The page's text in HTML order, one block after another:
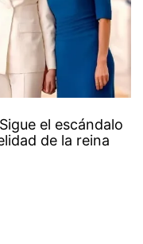
el escándalo
de la reina